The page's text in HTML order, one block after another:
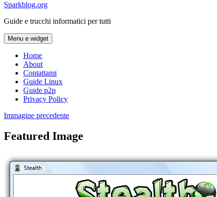
Sparkblog.org
Guide e trucchi informatici per tutti
Menu e widget
Home
About
Contattami
Guide Linux
Guide p2p
Privacy Policy
Immagine precedente
Featured Image